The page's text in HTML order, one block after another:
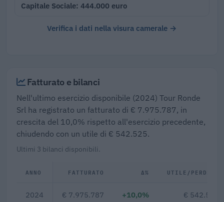
Capitale Sociale 444.000 euro
Verifica i dati nella visura camerale →
Fatturato e bilanci
Nell'ultimo esercizio disponibile (2024) Tour Ronde
Srl ha registrato un fatturato di € 7.975.787, in
crescita del 10,0% rispetto all'esercizio precedente,
chiudendo con un utile di € 542.525.
Ultimi 3 bilanci disponibili.
ANNO FATTURATO Δ% UTILE/PERDITA
2024 € 7.975.787 +10,0% € 542.525